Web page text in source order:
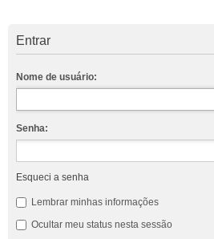
Entrar
Nome de usuário:
Senha:
Esqueci a senha
Lembrar minhas informações
Ocultar meu status nesta sessão